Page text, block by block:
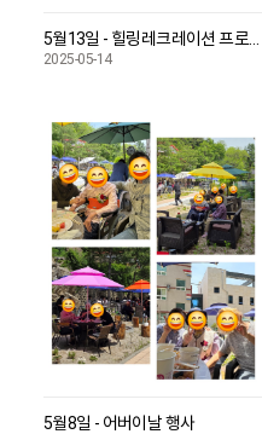
2025-05-14
5월8일 - 어버이날 행사